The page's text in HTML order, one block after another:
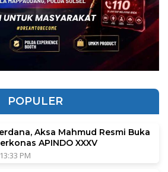
POPULER
Aksa Mahmud Resmi Buka
APINDO XXXV
PM